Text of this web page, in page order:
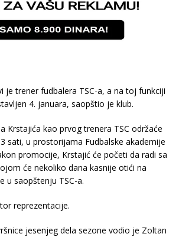
je trener fudbalera TSC-a, a na toj funkciji
4. januara, saopštio je klub.
Krstajića kao prvog trenera TSC održaće
sati, u prostorijama Fudbalske akademije
promocije, Krstajić će početi da radi sa
će nekoliko dana kasnije otići na
u saopštenju TSC-a.
reprezentacije.
jesenjeg dela sezone vodio je Zoltan